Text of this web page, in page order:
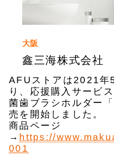
大阪
鑫三海株式会社
AFUストアは2021年
り、応援購入サービ
菌歯ブラシホルダー
売を開始しました。
商品ページ
→ https://
001